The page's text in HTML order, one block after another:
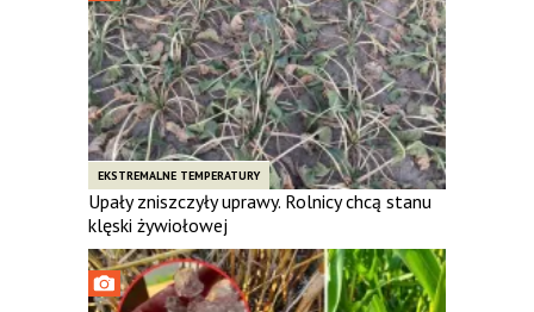
EKSTREMALNE TEMPERATURY
Upały zniszczyły uprawy. Rolnicy chcą stanu
klęski żywiołowej